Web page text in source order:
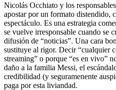
Nicolás Occhiato y los
apostar por un formato distendido,
espectáculo. Es una estrategia
se vuelve irresponsable cuando se
difusión de “noticias”. Una cara
sustituye al rigor. Decir “cualquier
streaming” o porque “es en vivo”
daño a la familia Messi, el
credibilidad (y seguramenente
paga por esta liviandad.